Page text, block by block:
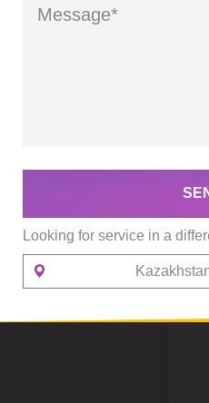
Looking for service in a